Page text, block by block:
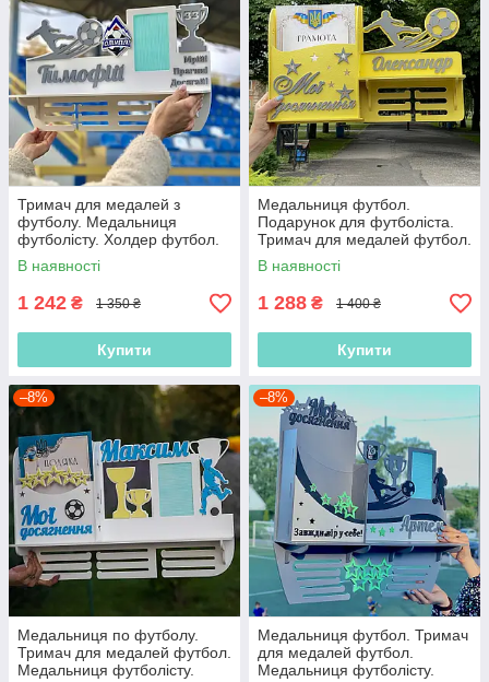
Тримач для медалей з
футболу. Медальниця
футболісту. Холдер футбол.
Медальниця для нагород з
футболу
В наявності
1 242 ₴ 1 350 ₴
Купити
Медальниця футбол.
Подарунок для футболіста.
Тримач для медалей футбол.
Медальниця футболісту.
Холдер футбол.
В наявності
1 288 ₴ 1 400 ₴
Купити
–8%
Медальниця по футболу.
Тримач для медалей футбол.
Медальниця футболісту.
–8%
Медальниця футбол. Тримач
для медалей футбол.
Медальниця футболісту.